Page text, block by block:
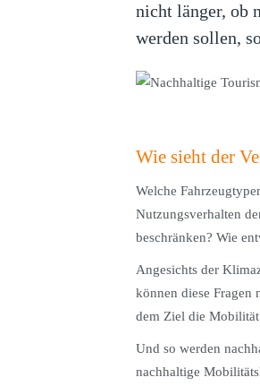
nicht länger, ob
werden sollen,
Wie sieht der
Welche
Nutzungsverhalten
beschränken? Wie
Angesichts der
können diese Fragen
dem Ziel die
Und so werden
nachhaltige